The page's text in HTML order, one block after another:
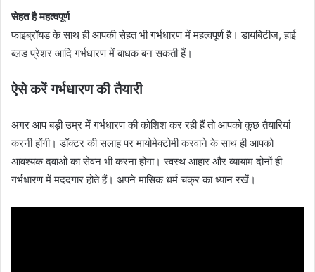
सेहत है महत्वपूर्ण
फाइब्रॉयड के साथ ही आपकी सेहत भी गर्भधारण में महत्वपूर्ण है। डायबिटीज, हाई
ब्लड प्रेशर आदि गर्भधारण में बाधक बन सकती हैं।
ऐसे करें गर्भधारण की तैयारी
अगर आप बड़ी उम्र में गर्भधारण की कोशिश कर रही हैं तो आपको कुछ तैयारियां
करनी होंगी। डॉक्टर की सलाह पर मायोमेक्टोमी करवाने के साथ ही आपको
आवश्यक दवाओं का सेवन भी करना होगा। स्वस्थ आहार और व्यायाम दोनों ही
गर्भधारण में मददगार होते हैं। अपने मासिक धर्म चक्र का ध्यान रखें।